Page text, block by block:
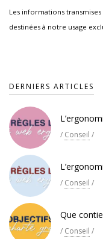
Les informations
destinées à notre usage
DERNIERS ARTICLES
/ Conseil /
/ Conseil /
Que
/ Conseil /